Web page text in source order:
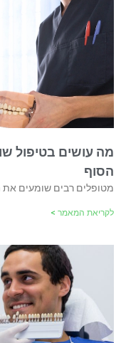
מה עושים בטיפול
הסוף
מטופלים רבים שומעים את
לקריאת המאמר >